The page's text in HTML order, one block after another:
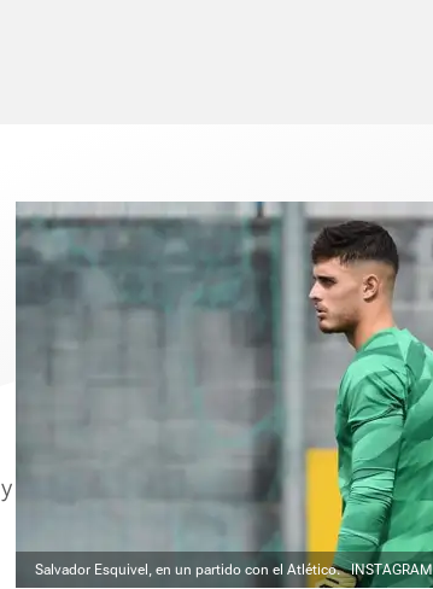
Salvador Esquivel, en un partido con el Atlético. INSTAGRAM